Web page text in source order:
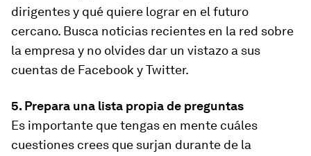
dirigentes y qué quiere lograr en el futuro
cercano. Busca noticias recientes en la red sobre
la empresa y no olvides dar un vistazo a sus
cuentas de Facebook y Twitter.
5. Prepara una lista propia de preguntas
Es importante que tengas en mente cuáles
cuestiones crees que surjan durante de la